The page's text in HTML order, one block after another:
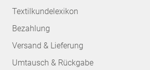
Textilkundelexikon
Bezahlung
Versand & Lieferung
Umtausch & Rückgabe